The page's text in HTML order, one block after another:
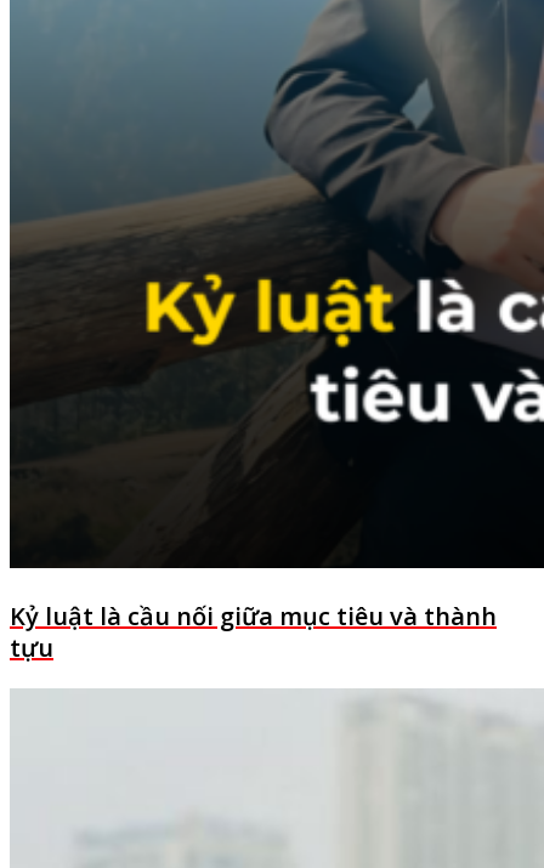
Kỷ luật là cầu nối giữa mục tiêu và thành
tựu